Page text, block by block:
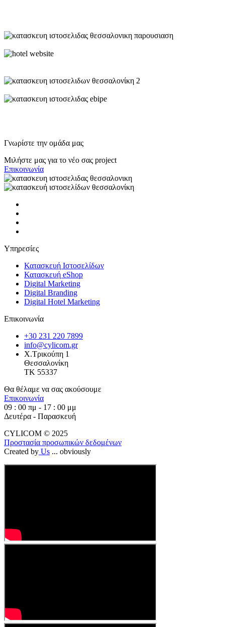
Γνωρίστε την ομάδα μας
Μιλήστε μας για το νέο σας project
Επικοινωνία
Υπηρεσίες
Κατασκευή Ιστοσελίδων
Κατασκευή eShop
Digital Marketing
Digital Branding
Digital Hotel Marketing
Επικοινωνία
+30 231 220 7899
info@cylicom.gr
Χ.Τρικούπη 1
Θεσσαλονίκη
TK 55337
Θα θέλαμε να σας ακούσουμε
Επικοινωνία
09 : 00 πμ - 17 : 00 μμ
Δευτέρα - Παρασκευή
CYLICOM © 2025
Προστασία προσωπικών δεδομένων
Created by Us ... obviously